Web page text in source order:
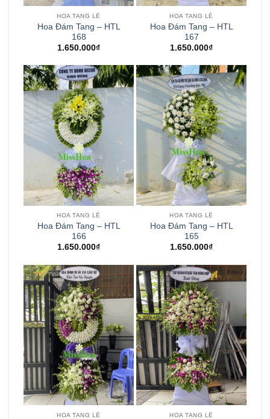
HOA TANG LỄ
Hoa Đám Tang – HTL
168
1.650.000₫
HOA TANG LỄ
Hoa Đám Tang – HTL
167
1.650.000₫
HOA TANG LỄ
Hoa Đám Tang – HTL
166
1.650.000₫
HOA TANG LỄ
Hoa Đám Tang – HTL
165
1.650.000₫
HOA TANG LỄ HOA TANG LỄ